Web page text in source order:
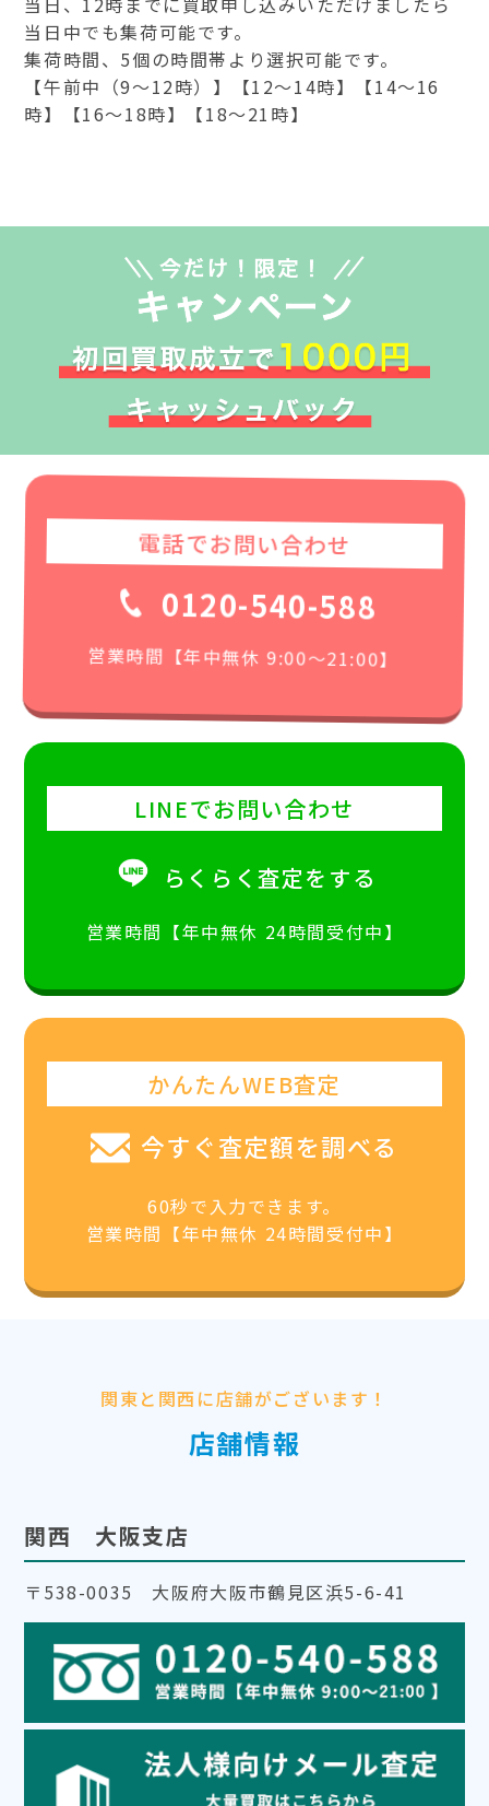
当日中でも集荷可能です。
集荷時間、5個の時間帯より選択可能です。
【午前中（9～12時）】【12～14時】【14～16
時】【16～18時】【18～21時】
電話でお問い合わせ
0120-540-588
営業時間【年中無休 9:00〜21:00】
LINEでお問い合わせ
らくらく査定をする
営業時間【年中無休 24時間受付中】
かんたんWEB査定
今すぐ査定額を調べる
60秒で入力できます。
営業時間【年中無休 24時間受付中】
関東と関西に店舗がございます！
店舗情報
関西 大阪支店
〒538-0035 大阪府大阪市鶴見区浜5-6-41